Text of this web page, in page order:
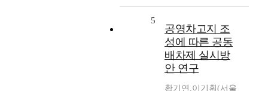
5
공영차고지 조
성에 따른 공동
배차제 실시방
안 연구
황기연 ,이기훤(서울